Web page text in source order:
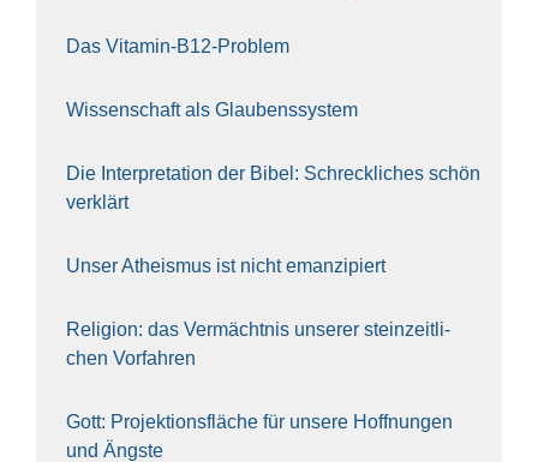
Das Vit­amin-B12-Pro­blem
Wis­sen­schaft als Glau­bens­sys­tem
Die Inter­pre­ta­ti­on der Bibel: Schreck­li­ches schön
ver­klärt
Unser Athe­is­mus ist nicht eman­zi­piert
Reli­gi­on: das Ver­mächt­nis unse­rer stein­zeit­li­
chen Vor­fah­ren
Gott: Pro­jek­ti­ons­flä­che für unse­re Hoff­nun­gen
und Ängs­te